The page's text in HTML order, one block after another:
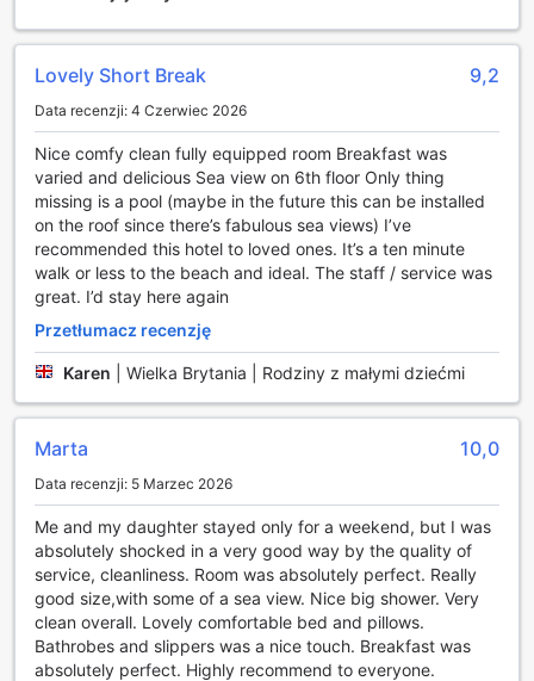
czasu w gronie bliskich lub poznania nowych ludzi.
Dodatkowo, hotel oferuje wspólny salon oraz strefę
telewizyjną, gdzie goście mogą zrelaksować się przy
ulubionych programach czy filmach. To doskonałe miejsce,
aby nawiązać nowe znajomości lub po prostu cieszyć się
chwilą w miłym towarzystwie. Niezależnie od tego, czy
jesteś w podróży służbowej, czy na wakacjach, Holiday Inn
Bournemouth zapewnia rozrywkę, która umili Twój pobyt.
Obiekty sportowe w Holiday Inn Bournemouth
Holiday Inn Bournemouth to idealne miejsce dla miłośników
aktywnego wypoczynku. Na terenie hotelu znajduje się
pole golfowe, które zachwyca zarówno początkujących,
jak i doświadczonych graczy. Otoczenie malowniczych
krajobrazów oraz starannie zaprojektowane trasy
sprawiają, że każda runda golfa staje się niezapomnianym
przeżyciem. Goście mogą cieszyć się grą w golf w
wszystkich udogodnień hotelowych.
Dodatkowo, hotel oferuje nowoczesne centrum fitness,
które jest dostępne dla wszystkich gości bez dodatkowych
opłat. W pełni wyposażona siłownia umożliwia
przeprowadzenie różnorodnych treningów, od cardio po
trening siłowy. Po intensywnym wysiłku fizycznym można
udać się na pobliską plażę, gdzie czeka wiele możliwości
aktywnego spędzania czasu, takich jak jogging brzegiem
Lovely Short Break 9,2
Data recenzji: 4 Czerwiec 2026
Nice comfy clean fully equipped room Breakfast was
varied and delicious Sea view on 6th floor Only thing
missing is a pool (maybe in the future this can be installed
on the roof since there’s fabulous sea views) I’ve
recommended this hotel to loved ones. It’s a ten minute
walk or less to the beach and ideal. The staff / service was
great. I’d stay here again
Przetłumacz recenzję
Karen Wielka Brytania | Rodziny z małymi dziećmi
Marta 10,0
Data recenzji: 5 Marzec 2026
Me and my daughter stayed only for a weekend, but I was
absolutely shocked in a very good way by the quality of
service, cleanliness. Room was absolutely perfect. Really
good size,with some of a sea view. Nice big shower. Very
clean overall. Lovely comfortable bed and pillows.
Bathrobes and slippers was a nice touch. Breakfast was
absolutely perfect. Highly recommend to everyone.